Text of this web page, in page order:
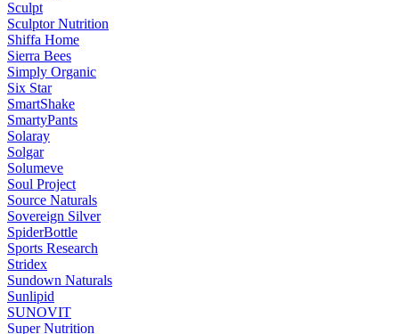
Sculpt
Sculptor Nutrition
Shiffa Home
Sierra Bees
Simply Organic
Six Star
SmartShake
SmartyPants
Solaray
Solgar
Solumeve
Soul Project
Source Naturals
Sovereign Silver
SpiderBottle
Sports Research
Stridex
Sundown Naturals
Sunlipid
SUNOVIT
Super Nutrition